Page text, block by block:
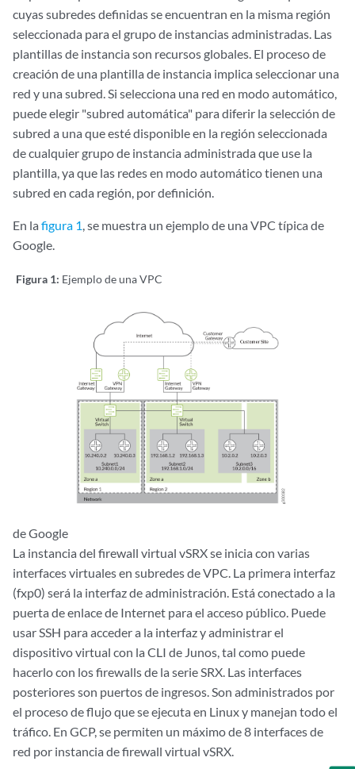
cuyas subredes definidas se encuentran en la misma región
seleccionada para el grupo de instancias administradas. Las
plantillas de instancia son recursos globales. El proceso de
creación de una plantilla de instancia implica seleccionar una
red y una subred. Si selecciona una red en modo automático,
puede elegir "subred automática" para diferir la selección de
subred a una que esté disponible en la región seleccionada
de cualquier grupo de instancia administrada que use la
plantilla, ya que las redes en modo automático tienen una
subred en cada región, por definición.
En la figura 1, se muestra un ejemplo de una VPC típica de
Google.
Figura 1: Ejemplo de una VPC
de Google
La instancia del firewall virtual vSRX se inicia con varias
interfaces virtuales en subredes de VPC. La primera interfaz
(fxp0) será la interfaz de administración. Está conectado a la
puerta de enlace de Internet para el acceso público. Puede
usar SSH para acceder a la interfaz y administrar el
dispositivo virtual con la CLI de Junos, tal como puede
hacerlo con los firewalls de la serie SRX. Las interfaces
posteriores son puertos de ingresos. Son administrados por
el proceso de flujo que se ejecuta en Linux y manejan todo el
tráfico. En GCP, se permiten un máximo de 8 interfaces de
red por instancia de firewall virtual vSRX.